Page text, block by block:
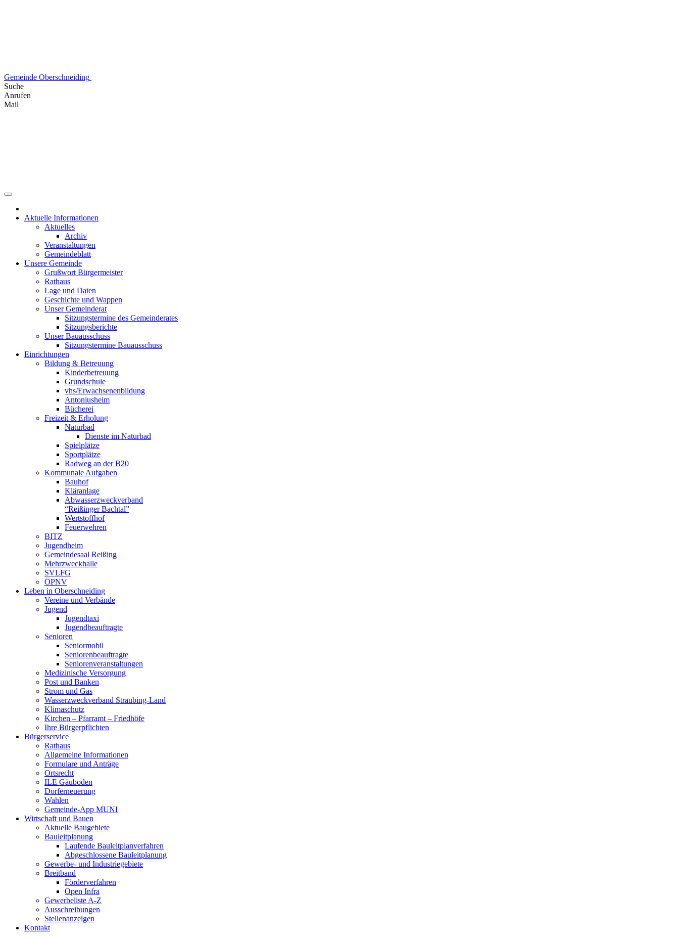
Gemeinde Oberschneiding
Suche
Anrufen
Mail
Aktuelle Informationen
Aktuelles
Archiv
Veranstaltungen
Gemeindeblatt
Unsere Gemeinde
Grußwort Bürgermeister
Rathaus
Lage und Daten
Geschichte und Wappen
Unser Gemeinderat
Sitzungstermine des Gemeinderates
Sitzungsberichte
Unser Bauausschuss
Sitzungstermine Bauausschuss
Einrichtungen
Bildung & Betreuung
Kinderbetreuung
Grundschule
vhs/Erwachsenenbildung
Antoniusheim
Bücherei
Freizeit & Erholung
Naturbad
Dienste im Naturbad
Spielplätze
Sportplätze
Radweg an der B20
Kommunale Aufgaben
Bauhof
Kläranlage
Abwasserzweckverband
“Reißinger Bachtal”
Wertstoffhof
Feuerwehren
BITZ
Jugendheim
Gemeindesaal Reißing
Mehrzweckhalle
SVLFG
ÖPNV
Leben in Oberschneiding
Vereine und Verbände
Jugend
Jugendtaxi
Jugendbeauftragte
Senioren
Seniormobil
Seniorenbeauftragte
Seniorenveranstaltungen
Medizinische Versorgung
Post und Banken
Strom und Gas
Wasserzweckverband Straubing-Land
Klimaschutz
Kirchen – Pfarramt – Friedhöfe
Ihre Bürgerpflichten
Bürgerservice
Rathaus
Allgemeine Informationen
Formulare und Anträge
Ortsrecht
ILE Gäuboden
Dorferneuerung
Wahlen
Gemeinde-App MUNI
Wirtschaft und Bauen
Aktuelle Baugebiete
Bauleitplanung
Laufende Bauleitplanverfahren
Abgeschlossene Bauleitplanung
Gewerbe- und Industriegebiete
Breitband
Förderverfahren
Open Infra
Gewerbeliste A-Z
Ausschreibungen
Stellenanzeigen
Kontakt